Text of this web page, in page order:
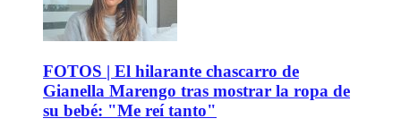
FOTOS | El hilarante chascarro de
Gianella Marengo tras mostrar la ropa de
su bebé: "Me reí tanto"